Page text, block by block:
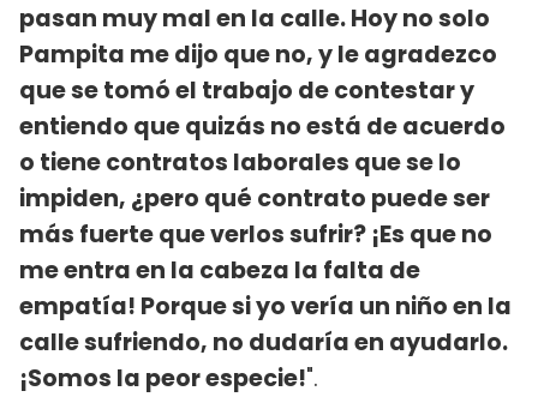
pasan muy mal en la calle. Hoy no solo
Pampita me dijo que no, y le agradezco
que se tomó el trabajo de contestar y
entiendo que quizás no está de acuerdo
o tiene contratos laborales que se lo
impiden, ¿pero qué contrato puede ser
más fuerte que verlos sufrir? ¡Es que no
me entra en la cabeza la falta de
empatía! Porque si yo vería un niño en la
calle sufriendo, no dudaría en ayudarlo.
¡Somos la peor especie!".